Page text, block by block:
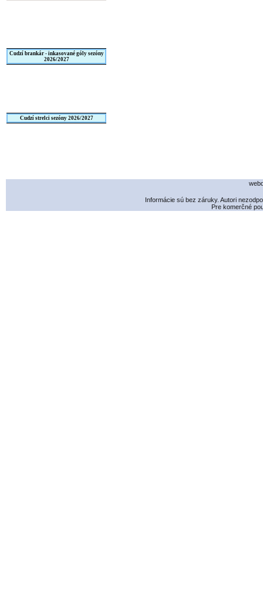
Cudzí brankár - inkasované góly sezóny
2026/2027
Cudzí strelci sezóny 2026/2027
Informácie sú bez záruky. Autori
Pre komerčné